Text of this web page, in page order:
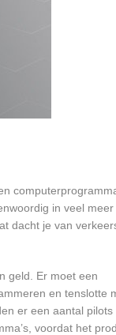
in veel
dacht je van
geld. Er moet een
en tenslotte
er een aantal
voordat het